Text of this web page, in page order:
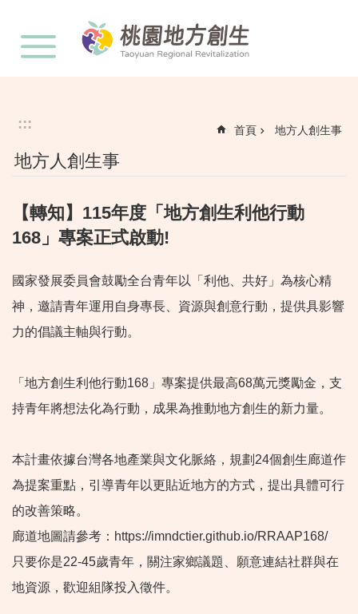
::: 首頁 地方人創生事
地方人創生事
【轉知】115年度「地方創生利他行動
168」專案正式啟動!
國家發展委員會鼓勵全台青年以「利他、共好」為核心精
神，邀請青年運用自身專長、資源與創意行動，提供具影響
力的倡議主軸與行動。
「地方創生利他行動168」專案提供最高68萬元獎勵金，支
持青年將想法化為行動，成果為推動地方創生的新力量。
本計畫依據台灣各地產業與文化脈絡，規劃24個創生廊道作
為提案重點，引導青年以更貼近地方的方式，提出具體可行
的改善策略。
廊道地圖請參考：https://imndctier.github.io/RRAAP168/
只要你是22-45歲青年，關注家鄉議題、願意連結社群與在
地資源，歡迎組隊投入徵件。